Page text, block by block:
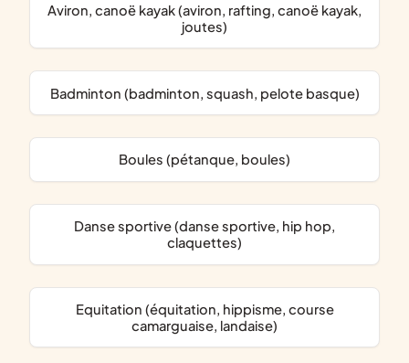
Aviron, canoë kayak (aviron, rafting, canoë kayak,
joutes)
Badminton (badminton, squash, pelote basque)
Boules (pétanque, boules)
Danse sportive (danse sportive, hip hop,
claquettes)
Equitation (équitation, hippisme, course
camarguaise, landaise)